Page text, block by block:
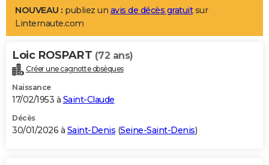
LIFESTYLE
Art de vivre
Bien-être
Loisirs
Mode
Modes de vie
Alimentation
Guide de la santé
Maladies
Médicaments
Sommeil
VOYAGE
Destinations
City break
Voyage nature
Voyage de noces
Forum
Climat
+PHOTO
GUIDES D'ACHAT
BONS PLANS
NOUVEAU : publiez un avis de décès gratuitsur
Linternaute.com
Loic ROSPART (72 ans)
Créer une cagnotte obsèques
Naissance
17/02/1953 à Saint-Claude
Décès
30/01/2026 à Saint-Denis (Seine-Saint-Denis)